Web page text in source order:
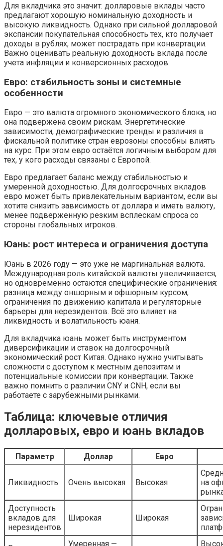
Для вкладчика это значит: долларовые вклады часто
предлагают хорошую номинальную доходность и
высокую ликвидность. Однако при сильной долларовой
экспансии покупательная способность тех, кто получает
доходы в рублях, может пострадать при конвертации.
Важно оценивать реальную доходность вклада после
учета инфляции и конверсионных расходов.
Евро: стабильность зоны и системные
особенности
Евро — это валюта огромного экономического блока, но
она подвержена своим рискам. Энергетические
зависимости, демографические тренды и различия в
фискальной политике стран еврозоны способны влиять
на курс. При этом евро остаётся логичным выбором для
тех, у кого расходы связаны с Европой.
Евро предлагает баланс между стабильностью и
умеренной доходностью. Для долгосрочных вкладов
евро может быть привлекательным вариантом, если вы
хотите снизить зависимость от доллара и иметь валюту,
менее подверженную резким всплескам спроса со
стороны глобальных игроков.
Юань: рост интереса и ограничения доступа
Юань в 2026 году — это уже не маргинальная валюта.
Международная роль китайской валюты увеличивается,
но одновременно остаются специфические ограничения:
разница между оншорным и офшорным курсом,
ограничения по движению капитала и регуляторные
барьеры для нерезидентов. Всё это влияет на
ликвидность и волатильность юаня.
Для вкладчика юань может быть инструментом
диверсификации и ставок на долгосрочный
экономический рост Китая. Однако нужно учитывать
сложности с доступом к местным депозитам и
потенциальные комиссии при конвертации. Также
важно помнить о различии CNY и CNH, если вы
работаете с зарубежными рынками.
Таблица: ключевые отличия
долларовых, евро и юань вкладов
Параметр Доллар Евро
Ликвидность Очень высокая Высокая
на
Доступность
вкладов для
нерезидентов
Широкая Широкая
Умеренная —